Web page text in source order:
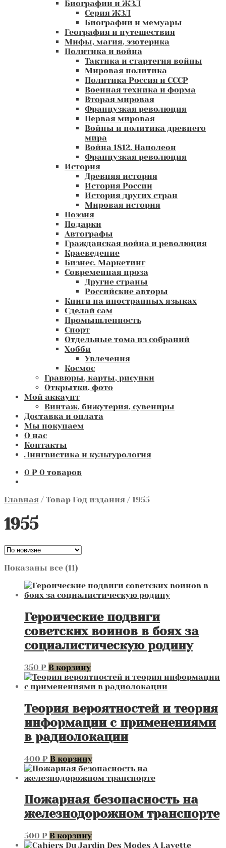
Биографии и ЖЗЛ
Серия ЖЗЛ
Биографии и мемуары
География и путешествия
Мифы, магия, эзотерика
Политика и война
Тактика и стартегия войны
Мировая политика
Политика Россия и СССР
Военная техника и форма
Вторая мировая
Французкая революция
Первая мировая
Войны и политика древнего
мира
Война 1812. Наполеон
Французкая революция
История
Древняя история
История России
История других стран
Мировая история
Поэзия
Подарки
Автографы
Гражданская война и революция
Краеведение
Бизнес. Маркетинг
Современная проза
Другие страны
Российские авторы
Книги на иностранных языках
Сделай сам
Промышленность
Спорт
Отдельные тома из собраний
Хобби
Увлечения
Космос
Гравюры, карты, рисунки
Открытки, фото
Мой аккаунт
Винтаж, бижутерия, сувениры
Доставка и оплата
Мы покупаем
О нас
Контакты
Лингвистика и культурология
0 ₽ 0 товаров
Главная / Товар Год издания / 1955
1955
Показаны все (11)
недавние
Героические подвиги
советских воинов в боях за
социалистическую родину
350 ₽ В корзину
Теория вероятностей и теория
информации с применениями
в радиолокации
400 ₽ В корзину
Пожарная безопасность на
железнодорожном транспорте
500 ₽ В корзину